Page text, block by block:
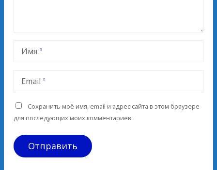
Имя
Email
Сохранить моё имя, email и адрес сайта в этом браузере
для последующих моих комментариев.